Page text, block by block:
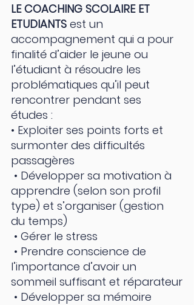
LE COACHING SCOLAIRE ET
ETUDIANTS est un
accompagnement qui a pour
finalité d’aider le jeune ou
l’étudiant à résoudre les
problématiques qu’il peut
rencontrer pendant ses
études :
• Exploiter ses points forts et
surmonter des difficultés
passagères
apprendre (selon son profil
type) et s’organiser (gestion
du temps)
• Gérer le stress
l’importance d’avoir un
sommeil suffisant et réparateur
• Développer sa mémoire